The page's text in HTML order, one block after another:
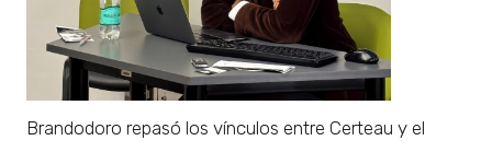
Brandodoro repasó los vínculos entre Certeau y el